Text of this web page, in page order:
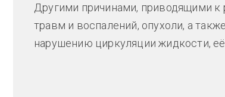
Другими причинами, приводящими к
травм и воспалений, опухоли, а
нарушению циркуляции жидкости,